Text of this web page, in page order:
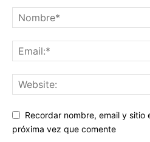
Recordar nombre, email y sitio
próxima vez que comente